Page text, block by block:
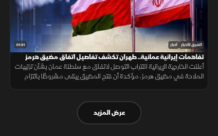
01:31 الشرق للأخبار أخبار
تفاهمات إيرانية عمانية.. طهران تكشف تفاصيل اتفاق مضيق هرمز
أعلنت الخارجية الإيرانية اقتراب التوصل لاتفاق مع سلطنة عمان بشأن ترتيبات
الملاحة في مضيق هرمز، مؤكدة أن فتح المضيق يبقى مشروطًا بالتزام
عرض المزيد